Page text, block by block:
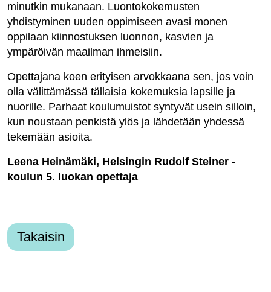
minutkin mukanaan. Luontokokemusten
yhdistyminen uuden oppimiseen avasi monen
oppilaan kiinnostuksen luonnon, kasvien ja
ympäröivän maailman ihmeisiin.
Opettajana koen erityisen arvokkaana sen, jos voin
olla välittämässä tällaisia kokemuksia lapsille ja
nuorille. Parhaat koulumuistot syntyvät usein silloin,
kun noustaan penkistä ylös ja lähdetään yhdessä
tekemään asioita.
Leena Heinämäki, Helsingin Rudolf Steiner -
koulun 5. luokan opettaja
Takaisin